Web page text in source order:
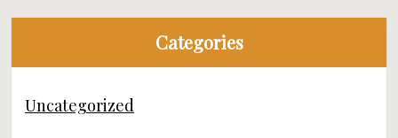
Categories
Uncategorized